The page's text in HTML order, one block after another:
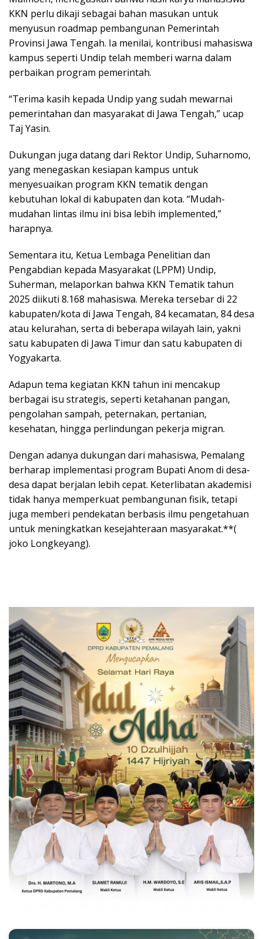
KKN perlu dikaji sebagai bahan masukan untuk
menyusun roadmap pembangunan Pemerintah
Provinsi Jawa Tengah. Ia menilai, kontribusi mahasiswa
kampus seperti Undip telah memberi warna dalam
perbaikan program pemerintah.
“Terima kasih kepada Undip yang sudah mewarnai
pemerintahan dan masyarakat di Jawa Tengah,” ucap
Taj Yasin.
Dukungan juga datang dari Rektor Undip, Suharnomo,
yang menegaskan kesiapan kampus untuk
menyesuaikan program KKN tematik dengan
kebutuhan lokal di kabupaten dan kota. “Mudah-
mudahan lintas ilmu ini bisa lebih implemented,”
harapnya.
Sementara itu, Ketua Lembaga Penelitian dan
Pengabdian kepada Masyarakat (LPPM) Undip,
Suherman, melaporkan bahwa KKN Tematik tahun
2025 diikuti 8.168 mahasiswa. Mereka tersebar di 22
kabupaten/kota di Jawa Tengah, 84 kecamatan, 84 desa
atau kelurahan, serta di beberapa wilayah lain, yakni
satu kabupaten di Jawa Timur dan satu kabupaten di
Yogyakarta.
Adapun tema kegiatan KKN tahun ini mencakup
berbagai isu strategis, seperti ketahanan pangan,
pengolahan sampah, peternakan, pertanian,
kesehatan, hingga perlindungan pekerja migran.
Dengan adanya dukungan dari mahasiswa, Pemalang
berharap implementasi program Bupati Anom di desa-
desa dapat berjalan lebih cepat. Keterlibatan akademisi
tidak hanya memperkuat pembangunan fisik, tetapi
juga memberi pendekatan berbasis ilmu pengetahuan
untuk meningkatkan kesejahteraan masyarakat.**(
joko Longkeyang).